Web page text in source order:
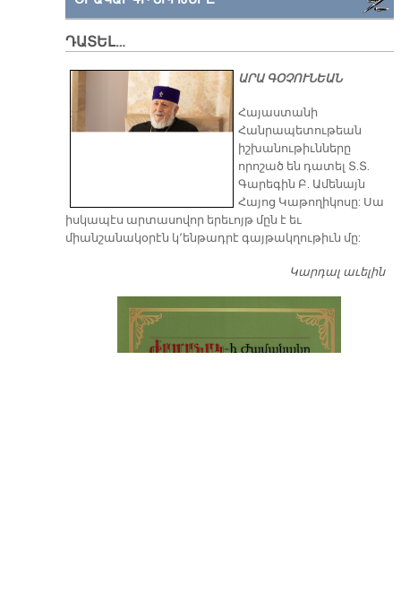
ԴԱՏԵԼ…
ԱՐԱ ԳՕՉՈՒՆԵԱՆ
​Հայաստանի
Հանրապետութեան
իշխանութիւնները
որոշած են դատել Տ.Տ.
Գարեգին Բ. Ամենայն
Հայոց Կաթողիկոսը: Սա
իսկապէս արտասովոր երեւոյթ մըն է եւ
միանշանակօրէն կ՚ենթադրէ գայթակղութիւն մը:
Կարդալ աւելին